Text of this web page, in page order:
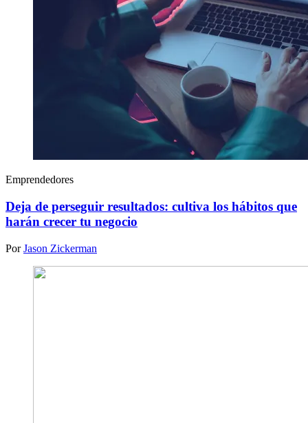
Emprendedores
Deja de perseguir resultados: cultiva los hábitos que
harán crecer tu negocio
PorJason Zickerman